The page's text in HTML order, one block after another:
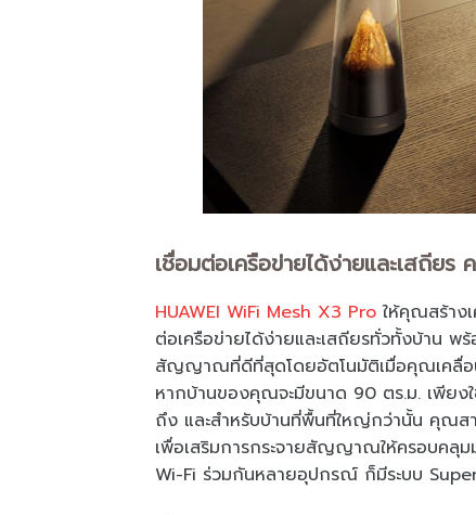
เชื่อมต่อเครือข่ายได้ง่ายและเสถีย
HUAWEI WiFi Mesh X3 Pro ให้คุณสร้าง
ต่อเครือข่ายได้ง่ายและเสถียรทั่วทั้งบ้าน พ
สัญญาณที่ดีที่สุดโดยอัตโนมัติเมื่อคุณเคลื่
หากบ้านของคุณจะมีขนาด 90 ตร.ม. เพีย
ถึง และสำหรับบ้านที่พื้นที่ใหญ่กว่านั้น คุ
เพื่อเสริมการกระจายสัญญาณให้ครอบคลุ
Wi-Fi ร่วมกันหลายอุปกรณ์ ก็มีระบบ